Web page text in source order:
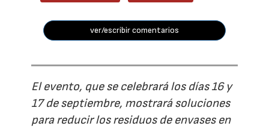
ver/escribir comentarios
El evento, que se celebrará los días 16 y
17 de septiembre, mostrará soluciones
para reducir los residuos de envases en